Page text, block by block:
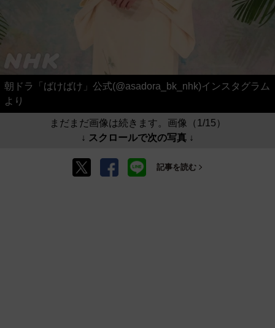
朝ドラ「ばけばけ」公式(@asadora_bk_nhk)インスタグラム
より
まだまだ画像は続きます。画像（1/15）
↓ スクロールで次の写真 ↓
記事を読む